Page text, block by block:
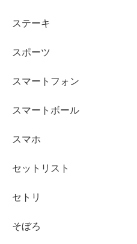
ステーキ
スポーツ
スマートフォン
スマートボール
スマホ
セットリスト
セトリ
そぼろ